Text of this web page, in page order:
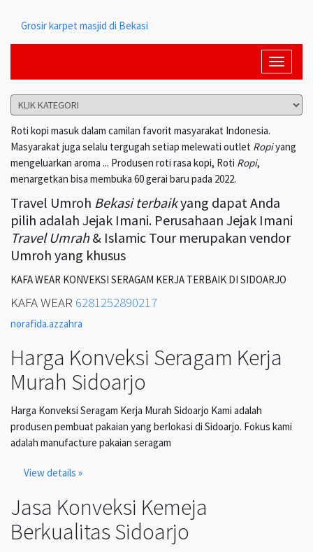
Grosir karpet masjid di Bekasi
Toggle
Roti kopi masuk dalam camilan favorit masyarakat Indonesia.
Masyarakat juga selalu tergugah setiap melewati outlet Ropiyang
mengeluarkan aroma ... Produsen roti rasa kopi, Roti Ropi,
menargetkan bisa membuka 60 gerai baru pada 2022.
Travel Umroh Bekasi terbaikyang dapat Anda
pilih adalah Jejak Imani. Perusahaan Jejak Imani
Travel Umrah& Islamic Tour merupakan vendor
Umroh yang khusus
KAFA WEAR KONVEKSI SERAGAM KERJA TERBAIK DI SIDOARJO
KAFA WEAR 6281252890217
norafida.azzahra
Harga Konveksi Seragam Kerja
Murah Sidoarjo
Harga Konveksi Seragam Kerja Murah Sidoarjo Kami adalah
produsen pembuat pakaian yang berlokasi di Sidoarjo. Fokus kami
adalah manufacture pakaian seragam
View details »
Jasa Konveksi Kemeja
Berkualitas Sidoarjo